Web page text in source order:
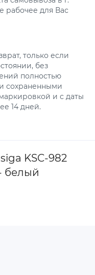
рабочее для Вас
только если
без
полностью
сохраненными
и с даты
14 дней.
KSC-982
белый